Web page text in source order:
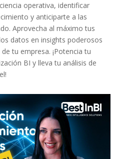
operativa, ⁤identificar⁤
y anticiparte ⁣a las​
Aprovecha al ​máximo tus
datos en insights poderosos
tu empresa. ¡Potencia tu
BI y lleva tu análisis de